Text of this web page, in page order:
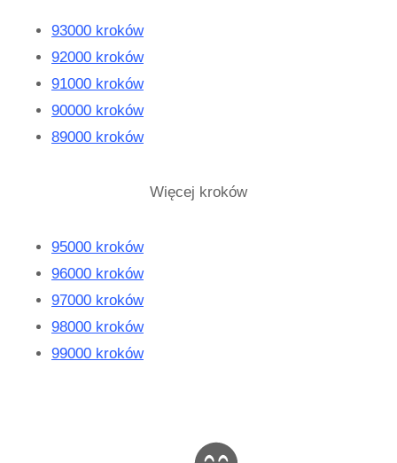
93000 kroków
92000 kroków
91000 kroków
90000 kroków
89000 kroków
Więcej kroków
95000 kroków
96000 kroków
97000 kroków
98000 kroków
99000 kroków